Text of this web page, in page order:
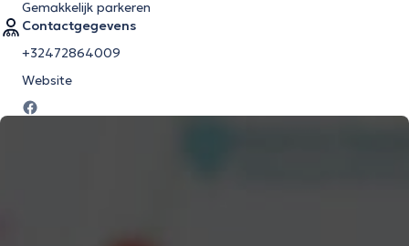
Gemakkelijk parkeren
Contactgegevens
+32472864009
Website